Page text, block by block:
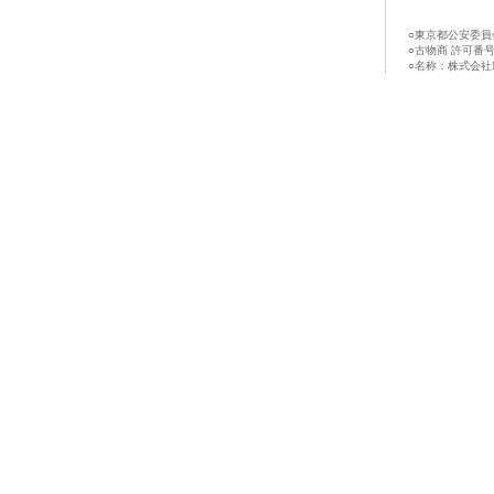
○東京都公安委
○古物商 許可番
○名称：株式会